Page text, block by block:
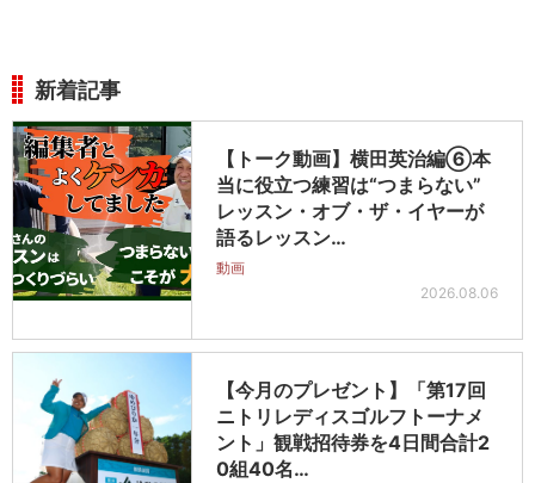
新着記事
【トーク動画】横田英治編⑥本
当に役立つ練習は“つまらない”
レッスン・オブ・ザ・イヤーが
語るレッスン…
動画
2026.08.06
【今月のプレゼント】「第17回
ニトリレディスゴルフトーナメ
ント」観戦招待券を4日間合計2
0組40名…